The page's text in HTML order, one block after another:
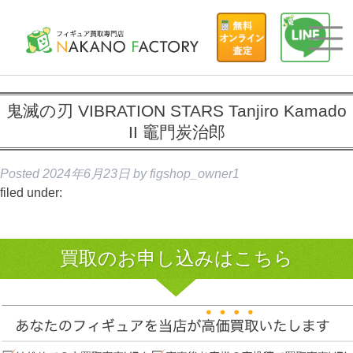
鬼滅の刃 VIBRATION STARS Tanjiro Kamado
II 竈門炭治郎
Posted 2024年6月23日 by figshop_owner1
filed under:
買取のお申し込みはこちら